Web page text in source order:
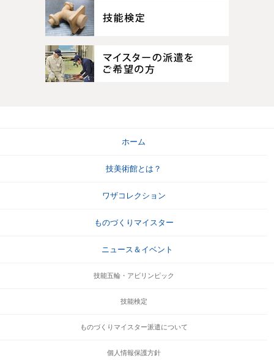
ホーム
技美術館とは？
ワザコレクション
ものづくりマイスター
ニュース＆イベント
技能五輪・アビリンピック
技能検定
ものづくりマイスター派遣について
個人情報保護方針